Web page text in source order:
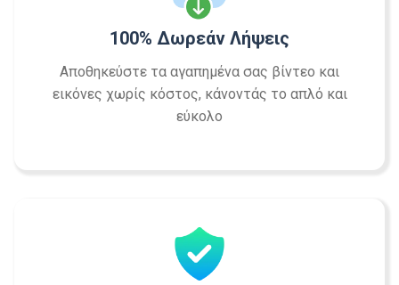
100% Δωρεάν Λήψεις
Αποθηκεύστε τα αγαπημένα σας βίντεο και
εικόνες χωρίς κόστος, κάνοντάς το απλό και
εύκολο